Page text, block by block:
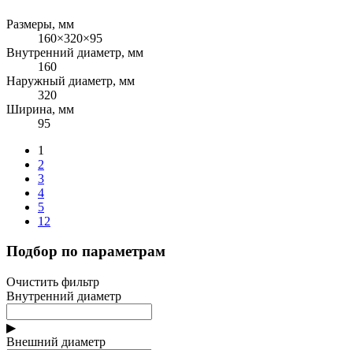
Размеры, мм
160×320×95
Внутренний диаметр, мм
160
Наружный диаметр, мм
320
Ширина, мм
95
1
2
3
4
5
12
Подбор по параметрам
Очистить фильтр
Внутренний диаметр
▶
Внешний диаметр